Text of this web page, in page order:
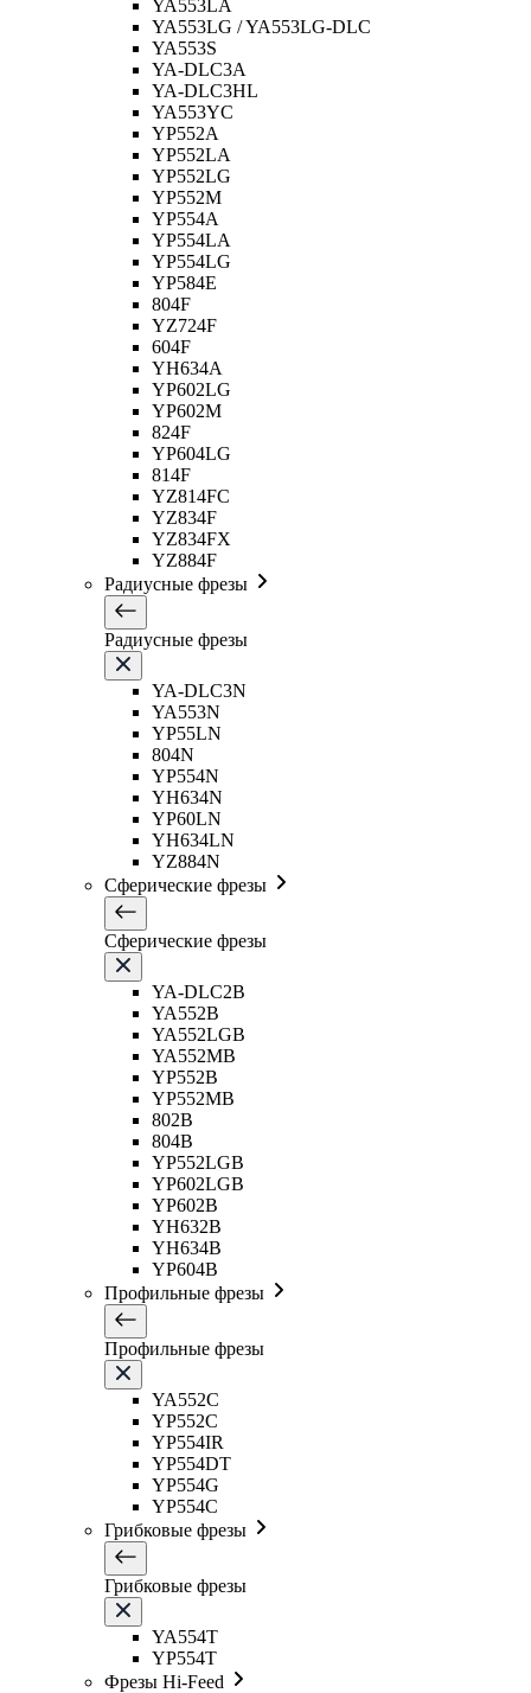
YA553LA
YA553LG / YA553LG-DLC
YA553S
YA-DLC3A
YA-DLC3HL
YA553YC
YP552A
YP552LA
YP552LG
YP552M
YP554A
YP554LA
YP554LG
YP584E
804F
YZ724F
604F
YH634A
YP602LG
YP602M
824F
YP604LG
814F
YZ814FC
YZ834F
YZ834FX
YZ884F
Радиусные фрезы
Радиусные фрезы
YA-DLC3N
YA553N
YP55LN
804N
YP554N
YH634N
YP60LN
YH634LN
YZ884N
Сферические фрезы
Сферические фрезы
YA-DLC2B
YA552B
YA552LGB
YA552MB
YP552B
YP552MB
802B
804B
YP552LGB
YP602LGB
YP602B
YH632B
YH634B
YP604B
Профильные фрезы
Профильные фрезы
YA552C
YP552C
YP554IR
YP554DT
YP554G
YP554C
Грибковые фрезы
Грибковые фрезы
YA554T
YP554T
Фрезы Hi-Feed